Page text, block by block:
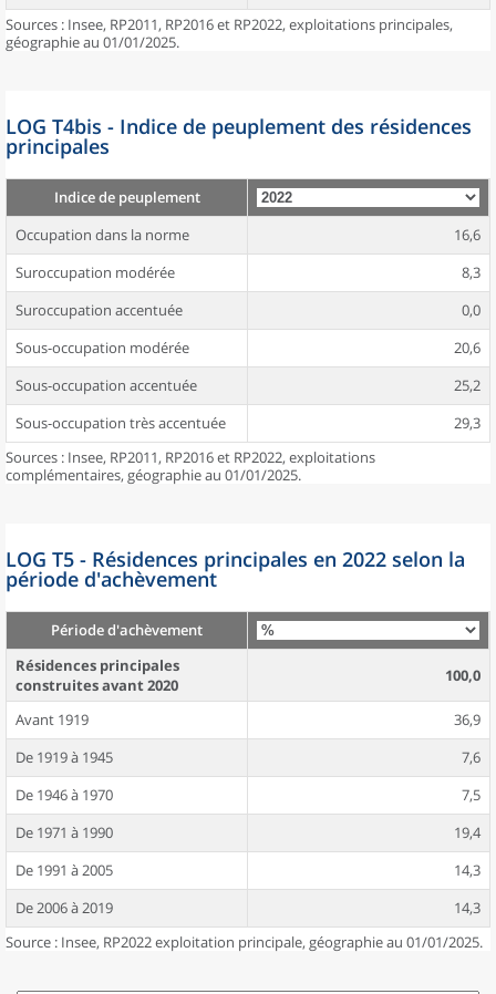
Sources : Insee, RP2011, RP2016 et RP2022, exploitations principales,
géographie au 01/01/2025.
LOG T4bis - Indice de peuplement des résidences
principales
Indice de peuplement
Occupation dans la norme
16,6
Suroccupation modérée
8,3
Suroccupation accentuée
0,0
Sous-occupation modérée
20,6
Sous-occupation accentuée
25,2
Sous-occupation très accentuée
29,3
Sources : Insee, RP2011, RP2016 et RP2022, exploitations
complémentaires, géographie au 01/01/2025.
LOG T5 - Résidences principales en 2022 selon la
période d'achèvement
Période d'achèvement
Résidences principales
construites avant 2020
100,0
Avant 1919
36,9
De 1919 à 1945
7,6
De 1946 à 1970
7,5
De 1971 à 1990
19,4
De 1991 à 2005
14,3
De 2006 à 2019
14,3
Source : Insee, RP2022 exploitation principale, géographie au 01/01/2025.